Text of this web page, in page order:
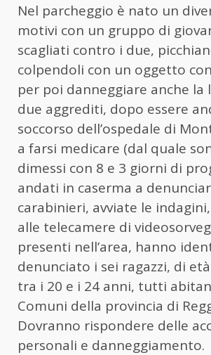
Nel parcheggio è nato un
motivi con un gruppo di
scagliati contro i due,
colpendoli con un oggetto
per poi danneggiare anche la
due aggrediti, dopo essere
soccorso dell’ospedale di
a farsi medicare (dal quale
dimessi con 8 e 3 giorni di
andati in caserma a
carabinieri, avviate le
alle telecamere di
presenti nell’area, hanno
denunciato i sei ragazzi, di
tra i 20 e i 24 anni, tutti
Comuni della provincia di
Dovranno rispondere delle
personali e danneggiamento.